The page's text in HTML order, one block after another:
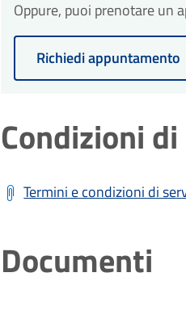
Oppure, puoi prenotare un
Richiedi appuntamento
Condizioni
Termini e condizioni di
Documenti